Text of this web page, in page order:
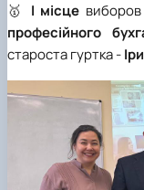
🥇 І місце
професійного
староста гуртка -